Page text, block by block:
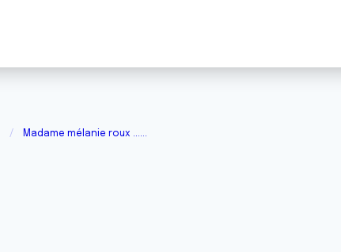
Madame mélanie roux ......